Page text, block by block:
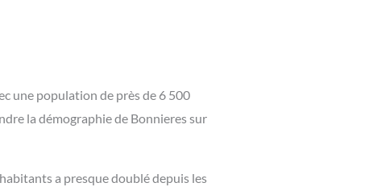
une population de près de 6 500
la démographie de Bonnieres sur
a presque doublé depuis les